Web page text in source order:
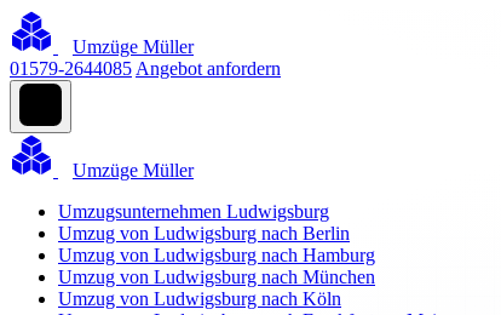
Umzüge Müller
01579-2644085 Angebot anfordern
Umzüge Müller
Umzugsunternehmen Ludwigsburg
Umzug von Ludwigsburg nach Berlin
Umzug von Ludwigsburg nach Hamburg
Umzug von Ludwigsburg nach München
Umzug von Ludwigsburg nach Köln